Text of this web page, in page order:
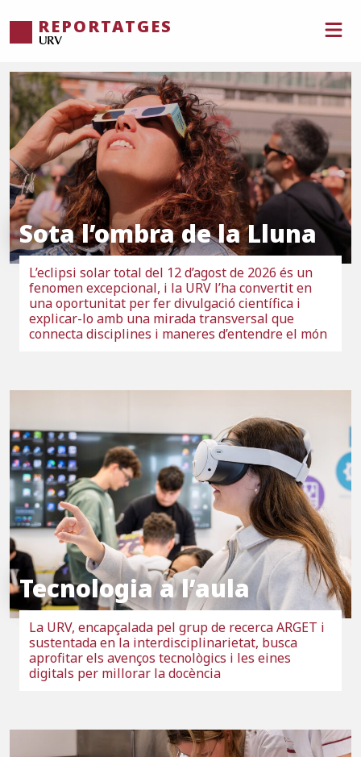
REPORTATGES
Sota l’ombra de la Lluna
L’eclipsi solar total del 12 d’agost de 2026 és un
fenomen excepcional, i la URV l’ha convertit en
una oportunitat per fer divulgació científica i
explicar-lo amb una mirada transversal que
connecta disciplines i maneres d’entendre el món
Tecnologia a l’aula
La URV, encapçalada pel grup de recerca ARGET i
sustentada en la interdisciplinarietat, busca
aprofitar els avenços tecnològics i les eines
digitals per millorar la docència